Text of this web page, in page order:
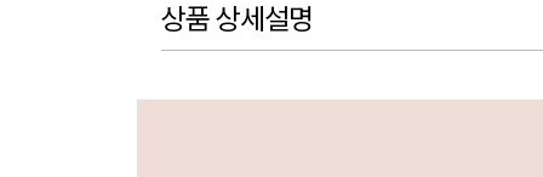
상품 상세설명